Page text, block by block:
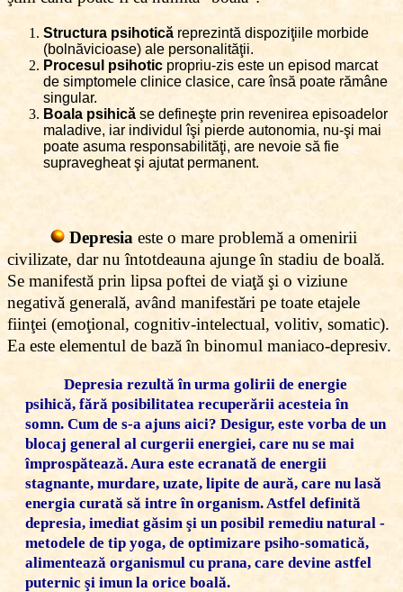
Structura psihotică reprezintă dispoziţiile morbide
(bolnăvicioase) ale personalităţii.
Procesul psihotic propriu-zis este un episod marcat
de simptomele clinice clasice, care însă poate rămâne
singular.
Boala psihică se defineşte prin revenirea episoadelor
maladive, iar individul îşi pierde autonomia, nu-şi mai
poate asuma responsabilităţi, are nevoie să fie
supravegheat şi ajutat permanent.
Depresia este o mare problemă a omenirii
civilizate, dar nu întotdeauna ajunge în stadiu de boală.
Se manifestă prin lipsa poftei de viaţă şi o viziune
negativă generală, având manifestări pe toate etajele
fiinţei (emoţional, cognitiv-intelectual, volitiv, somatic).
Ea este elementul de bază în binomul maniaco-depresiv.
Depresia rezultă în urma golirii de energie
psihică, fără posibilitatea recuperării acesteia în
somn. Cum de s-a ajuns aici? Desigur, este vorba de un
blocaj general al curgerii energiei, care nu se mai
împrospătează. Aura este ecranată de energii
stagnante, murdare, uzate, lipite de aură, care nu lasă
energia curată să intre în organism. Astfel definită
depresia, imediat găsim şi un posibil remediu natural -
metodele de tip yoga, de optimizare psiho-somatică,
alimentează organismul cu prana, care devine astfel
puternic şi imun la orice boală.